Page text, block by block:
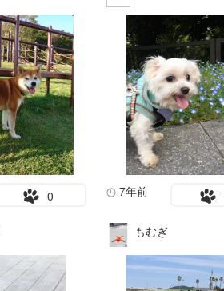
0 7年前
もむぎ